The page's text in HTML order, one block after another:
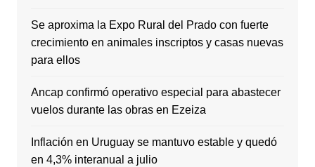
Se aproxima la Expo Rural del Prado con fuerte
crecimiento en animales inscriptos y casas nuevas
para ellos
Ancap confirmó operativo especial para abastecer
vuelos durante las obras en Ezeiza
Inflación en Uruguay se mantuvo estable y quedó
en 4,3% interanual a julio